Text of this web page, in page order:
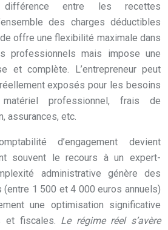
entre les recettes
des charges déductibles
offre une flexibilité maximale dans
professionnels mais impose une
et complète. L’entrepreneur peut
exposés pour les besoins
professionnel, frais de
assurances, etc.
d’engagement devient
souvent le recours à un expert-
administrative génère des
1 500 et 4 000 euros annuels)
une optimisation significative
et fiscales. Le régime réel s’avère